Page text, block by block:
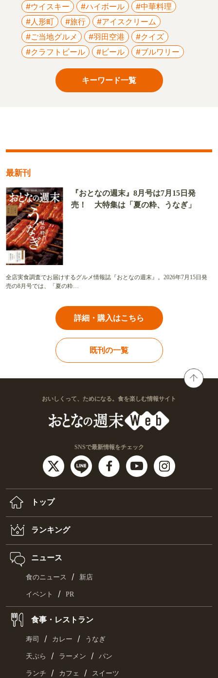
#ウイスキー #ハイボール
#中華料理
#人形町
#旅行
#アイスクリーム
#ご当地グルメ
#羽田空港
#クイズ
#クラフトビール
#ビール #ブルワリー
キーワード一覧
最新刊
『おとなの週末』8月号は7月15日発
売！ 大特集は「夏の粋、うなぎ」
全店実食調査でお届けするグルメ情報誌『おとなの週末』。2026年7月15日発
売の8月号では、「夏の粋…
詳細・購入はこちら
既刊の一覧
おいしくって、ためになる。食を楽しむ情報サイト
SNSで最新情報をチェック
トップ
ランキング
ニュース
食のニュース / 新店
イベント / PR
食事・レストラン
寿司 / カレー / うなぎ
天ぷら / ラーメン / パン
ランチ / カフェ / スイーツ